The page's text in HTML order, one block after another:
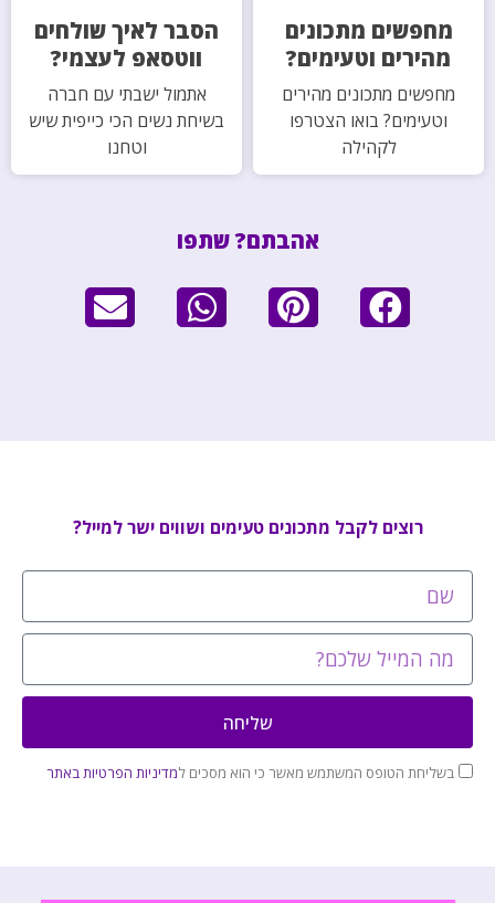
מחפשים מתכונים
מהירים וטעימים?
מחפשים מתכונים מהירים
וטעימים? בואו הצטרפו
לקהילה
הסבר לאיך שולחים
ווטסאפ לעצמי?
אתמול ישבתי עם חברה
בשיחת נשים הכי כייפית שיש
וטחנו
אהבתם? שתפו
רוצים לקבל מתכונים טעימים ושווים ישר למייל?
בשליחת הטופס המשתמש מאשר כי הוא מסכים למדיניות הפרטיות באתר
שליחה